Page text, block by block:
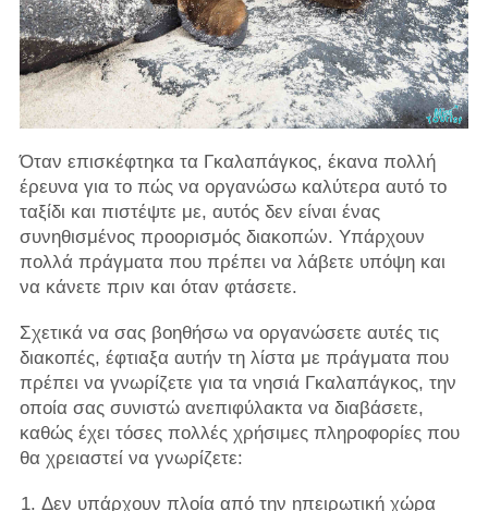
Όταν επισκέφτηκα τα Γκαλαπάγκος, έκανα πολλή
έρευνα για το πώς να οργανώσω καλύτερα αυτό το
ταξίδι και πιστέψτε με, αυτός δεν είναι ένας
συνηθισμένος προορισμός διακοπών. Υπάρχουν
πολλά πράγματα που πρέπει να λάβετε υπόψη και
να κάνετε πριν και όταν φτάσετε.
Σχετικά να σας βοηθήσω να οργανώσετε αυτές τις
διακοπές, έφτιαξα αυτήν τη λίστα με πράγματα που
πρέπει να γνωρίζετε για τα νησιά Γκαλαπάγκος, την
οποία σας συνιστώ ανεπιφύλακτα να διαβάσετε,
καθώς έχει τόσες πολλές χρήσιμες πληροφορίες που
θα χρειαστεί να γνωρίζετε:
Δεν υπάρχουν πλοία από την ηπειρωτική χώρα